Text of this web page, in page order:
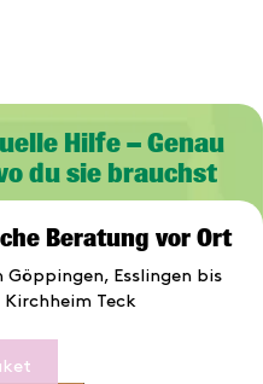
Hilfe – Genau
du sie brauchst
Beratung vor Ort
Göppingen, Esslingen bis
Kirchheim Teck